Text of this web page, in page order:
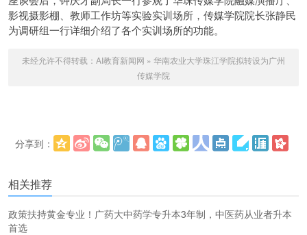
影视摄影棚、教师工作坊等实验实训场所，传媒学院院长张静民
为调研组一行详细介绍了各个实训场所的功能。
未经允许不得转载： AI教育新闻网 » 华南农业大学珠江学院拟转设为广州
传媒学院
分享到：
相关推荐
政策扶持黄金专业！广药大中药学专升本3年制，中医药从业者升本
首选